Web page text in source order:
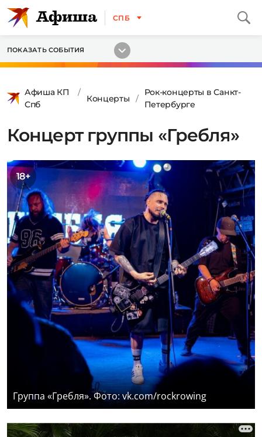
СПБ
ПОКАЗАТЬ СОБЫТИЯ
Афиша КП
Спб
Концерты
Рок-концерты в Санкт-
Петербурге
Концерт группы «Гребля»
18+
Группа «Гребля». Фото: vk.com/rockrowing